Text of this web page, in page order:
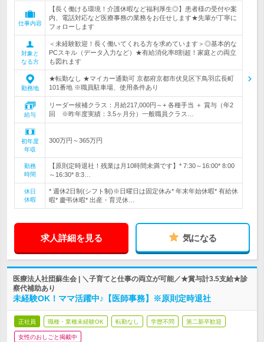
仕事内容
【長く働ける環境！介護休暇など福利厚生◎】患者様の受付や案
内、電話対応など医療事務の業務をお任せします★先輩が丁寧に
フォローします
対象と
なる方
＜未経験歓迎！長く働いてくれる方を求めています＞◎基本的な
PCスキル（データ入力など）★有給消化率8割超！家庭との両立
も図れます
勤務地
★転勤なし ★マイカー通勤可 京都府京都市伏見区下鳥羽広長町
101番地 ※職員駐車場、使用条件あり
給与
リーダー候補クラス：月給217,000円～+ 各種手当 ＋ 賞与（年2
回 ※昨年度実績：3.5ヶ月分）一般職員クラス…
初年度
年収
300万円～365万円
勤務
時間
【原則定時退社！残業は月10時間未満です】* 7:30～16:00* 8:00
～16:30* 8:3…
休日
休暇
* 週休2日制(シフト制)※日曜日は固定休み* 年末年始休暇* 有給休
暇* 慶弔休暇* 出産・育児休…
求人詳細を見る 気になる
医療法人社団蘇生会 | ＼子育てと仕事の両立が可能／★賞与計3.5支給★診
察代補助あり
未経験OK！ママ活躍中♪【医師事務】※原則定時退社
正社員 職種・業種未経験OK 転勤なし 学歴不問 第二新卒歓迎
女性のおしごと掲載中